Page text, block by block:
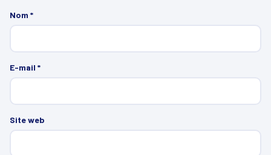
Nom *
E-mail *
Site web